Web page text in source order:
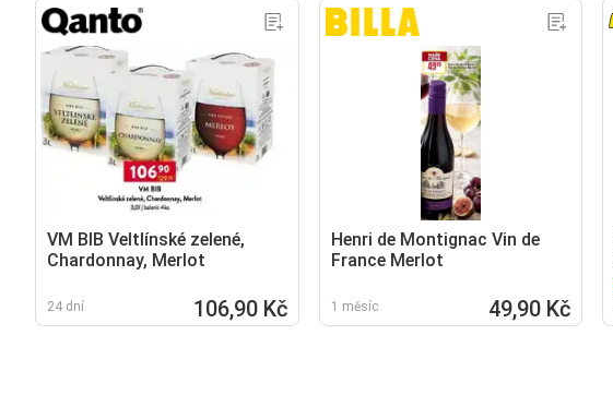
VM BIB Veltlínské zelené,
Chardonnay, Merlot
24 dní 106,90 Kč
Henri de Montignac Vin de
France Merlot
1 měsíc 49,90 Kč